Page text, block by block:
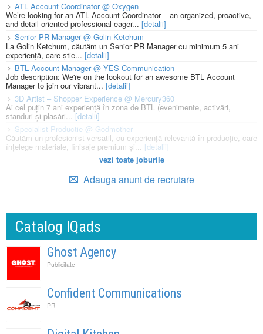
ATL Account Coordinator @ Oxygen
We’re looking for an ATL Account Coordinator – an organized, proactive,
and detail-oriented professional eager... [detalii]
Senior PR Manager @ Golin Ketchum
La Golin Ketchum, căutăm un Senior PR Manager cu minimum 5 ani
experiență, care știe... [detalii]
BTL Account Manager @ YES Communication
Job description: We're on the lookout for an awesome BTL Account
Manager to join our vibrant... [detalii]
3D Artist – Shopper Experience @ Mercury360
Ai cel puțin 7 ani experiență în zona de BTL (evenimente, activări,
standuri și plasări...[detalii]
Specialist Productie @ Godmother
Căutăm un profesionist versatil, cu experiență relevantă în producție, care
înțelege materiale, finisaje premium și... [detalii]
vezi toate joburile
Adauga anunt de recrutare
Catalog IQads
Ghost Agency
Publicitate
Confident Communications
PR